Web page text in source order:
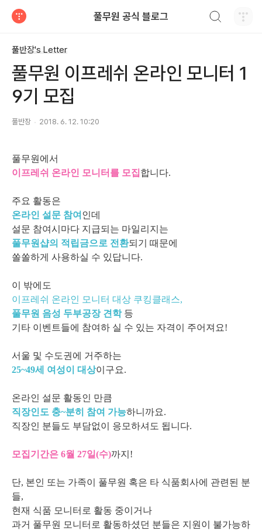
풀무원 공식 블로그
풀반장's Letter
풀무원 이프레쉬 온라인 모니터 1
9기 모집
풀반장 2018. 6. 12. 10:20
풀무원에서
이프레쉬 온라인 모니터를 모집 합니다.
주요 활동은
온라인 설문 참여 인데
설문 참여시마다 지급되는 마일리지는
풀무원샵의 적립금으로 전환되기 때문에
쏠쏠하게 사용하실 수 있답니다.
이 밖에도
이프레쉬 온라인 모니터 대상 쿠킹클래스,
풀무원 음성 두부공장 견학 등
기타 이벤트들에 참여하 실 수 있는 자격이 주어져요!
서울 및 수도권에 거주하는
25~49세 여성이 대상이구요.
온라인 설문 활동인 만큼
직장인도 충~분히 참여 가능하니까요.
직장인 분들도 부담없이 응모하셔도 됩니다.
모집기간은 6월 27일(수)까지!
단, 본인 또는 가족이 풀무원 혹은 타 식품회사에 관련된 분
들,
현재 식품 모니터로 활동 중이거나
과거 풀무원 모니터로 활동하셨던 분들은 지원이 불가능하